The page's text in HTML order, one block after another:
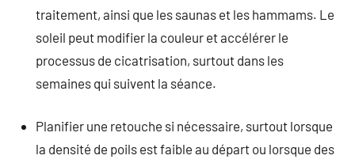
traitement, ainsi que les saunas et les hammams. Le
soleil peut modifier la couleur et accélérer le
processus de cicatrisation, surtout dans les
semaines qui suivent la séance.
Planifier une retouche si nécessaire, surtout lorsque
la densité de poils est faible au départ ou lorsque des